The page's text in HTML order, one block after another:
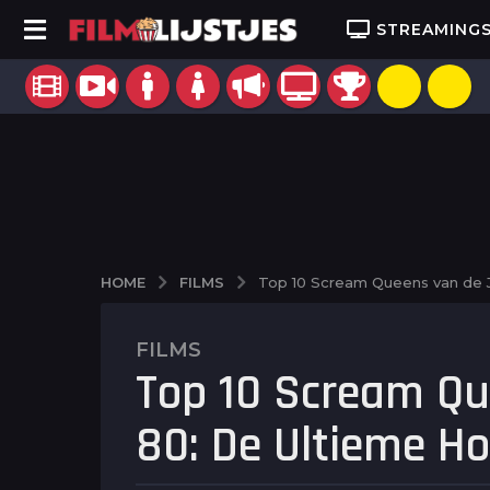
HOME FILMS Top 10 Scream Queens van
2
j
a
a
r
FILMS
Top 10 Scream
80: De Ultieme